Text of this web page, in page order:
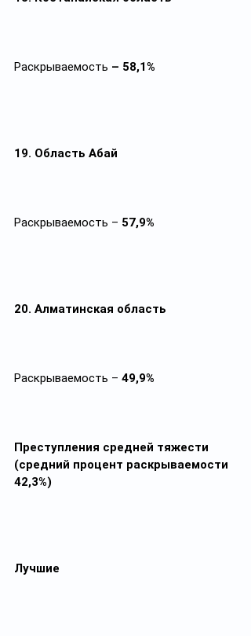
Раскрываемость – 58,1%
19. Область Абай
Раскрываемость – 57,9%
20. Алматинская область
Раскрываемость – 49,9%
Преступления средней тяжести
(средний процент раскрываемости
42,3%)
Лучшие